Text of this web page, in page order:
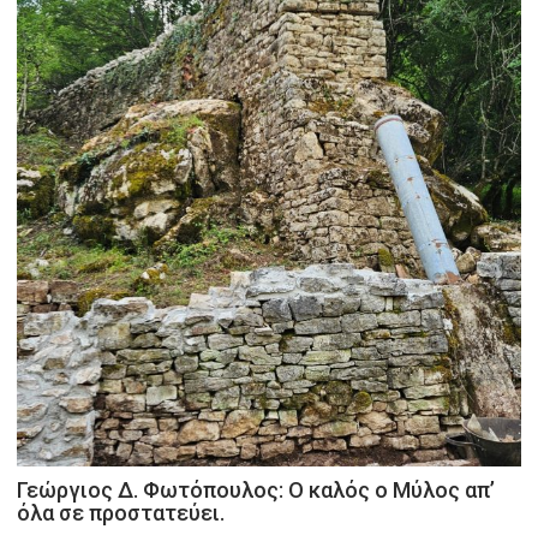
Γεώργιος Δ. Φωτόπουλος: Ο καλός ο Μύλος απ’
όλα σε προστατεύει.